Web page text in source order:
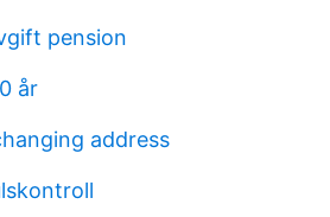
pension
år
address